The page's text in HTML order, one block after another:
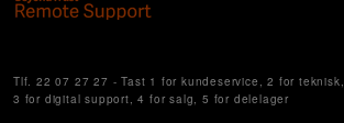
Tlf. 22 07 27 27 - Tast 1 for kundeservice, 2 for teknisk,
3 for digital support, 4 for salg, 5 for delelager